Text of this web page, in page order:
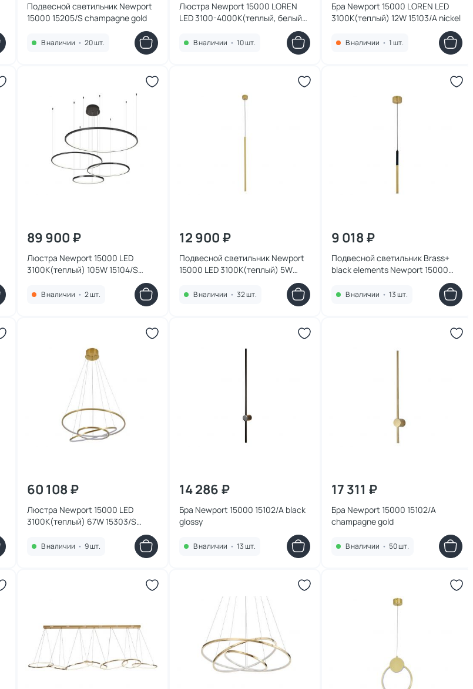
Подвесной светильник Newport
15000 15205/S champagne gold
В наличии • 20 шт.
Люстра Newport 15000 LOREN
LED 3100-4000К(теплый, белый)
В наличии • 10 шт.
Бра Newport 15000 LOREN LED
3100К(теплый) 12W 15103/A nickel
В наличии • 1 шт.
89 900 ₽
Люстра Newport 15000 LED
3100K(теплый) 105W 15104/S
В наличии • 2 шт.
12 900 ₽
Подвесной светильник Newport
15000 LED 3100K(теплый) 5W
В наличии • 32 шт.
9 018 ₽
Подвесной светильник Brass+
black elements Newport 15000
LED 3100K(теплый) 5W 15110/S
brassВ наличии • 13 шт.
60 108 ₽
Люстра Newport 15000 LED
3100K(теплый) 67W 15303/S
В наличии • 9 шт.
14 286 ₽
Бра Newport 15000 15102/A black
glossy
В наличии • 13 шт.
17 311 ₽
Бра Newport 15000 15102/A
champagne gold
В наличии • 50 шт.